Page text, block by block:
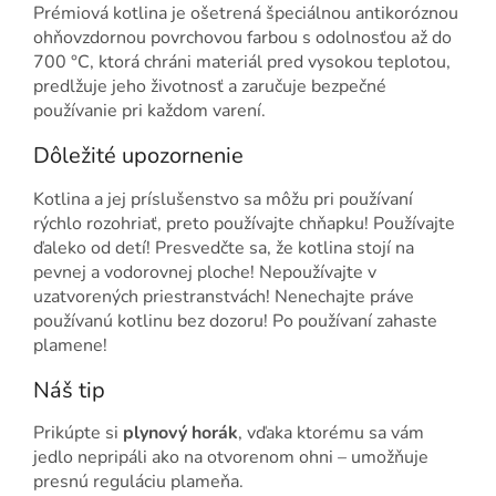
Prémiová kotlina je ošetrená špeciálnou antikoróznou
ohňovzdornou povrchovou farbou s odolnosťou až do
700 °C, ktorá chráni materiál pred vysokou teplotou,
predlžuje jeho životnosť a zaručuje bezpečné
používanie pri každom varení.
Dôležité upozornenie
Kotlina a jej príslušenstvo sa môžu pri používaní
rýchlo rozohriať, preto používajte chňapku! Používajte
ďaleko od detí! Presvedčte sa, že kotlina stojí na
pevnej a vodorovnej ploche! Nepoužívajte v
uzatvorených priestranstvách! Nenechajte práve
používanú kotlinu bez dozoru! Po používaní zahaste
plamene!
Náš tip
Prikúpte si plynový horák, vďaka ktorému sa vám
jedlo nepripáli ako na otvorenom ohni – umožňuje
presnú reguláciu plameňa.